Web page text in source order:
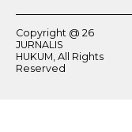
Copyright @ 26
JURNALIS
HUKUM, All Rights
Reserved